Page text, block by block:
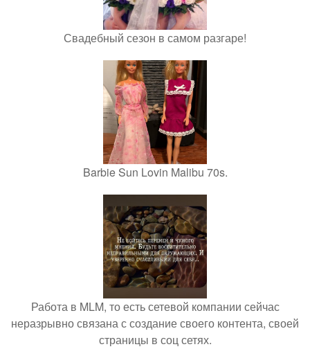
Свадебный сезон в самом разгаре!
Barbie Sun Lovin Malibu 70s.
Работа в MLM, то есть сетевой компании сейчас
неразрывно связана с создание своего контента, своей
страницы в соц сетях.